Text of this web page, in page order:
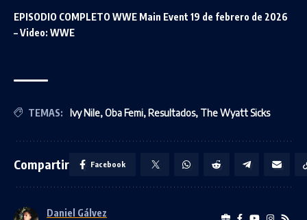
EPISODIO COMPLETO WWE Main Event 19 de febrero de 2026
– Video: WWE
TEMAS: Ivy Nile,Oba Femi,Resultados, The Wyatt Sicks
Compartir Facebook
Daniel Gálvez